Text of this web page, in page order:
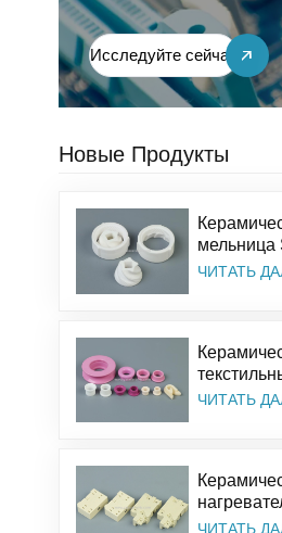
Исследуйте сейчас
Новые Продукты
мельница
из оксида
ЧИТАТЬ
ЧИТАТЬ
изолятор
ЧИТАТЬ